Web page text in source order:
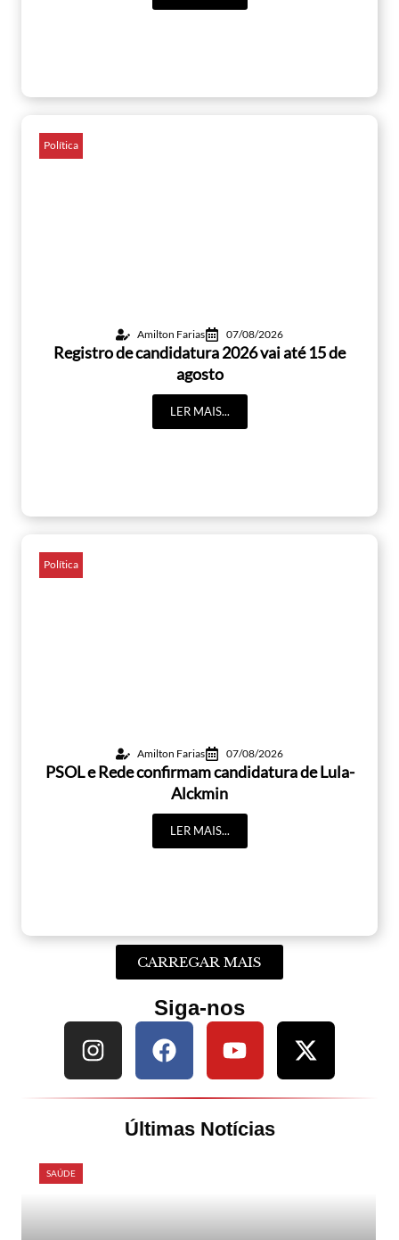
Política
Amilton Farias 07/08/2026
Registro de candidatura 2026 vai até 15 de
agosto
LER MAIS...
Política
Amilton Farias 07/08/2026
PSOL e Rede confirmam candidatura de Lula-
Alckmin
LER MAIS...
CARREGAR MAIS
Siga-nos
Últimas Notícias
SAÚDE